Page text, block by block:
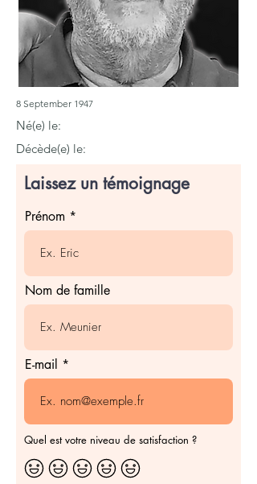
8 September 1947
Né(e) le:
Décède(e) le:
Laissez un témoignage
Prénom
Nom de famille
E-mail
Quel est votre niveau de satisfaction ?